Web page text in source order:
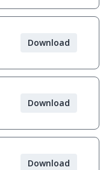
Download
Download
Download